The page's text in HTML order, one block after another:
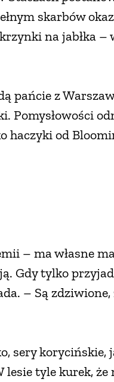
skarbów
na jabłka –
pańcie z
Pomysłowości
haczyki od
– ma własne
Gdy tylko
– Są
sery korycińskie,
lesie tyle kurek,